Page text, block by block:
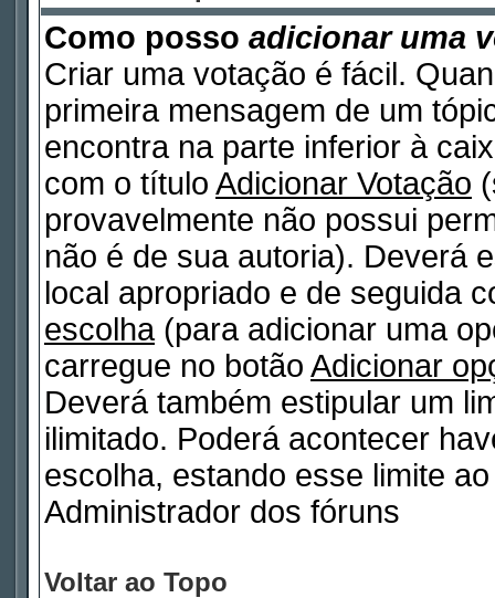
Como posso adicionar uma
Criar uma votação é fácil.
primeira mensagem de um
encontra na parte inferior à
com o título Adicionar Votação
provavelmente não possui
não é de sua autoria). Deverá
local apropriado e de seguida
escolha(para adicionar uma
carregue no botão Adicionar
Deverá também estipular um
ilimitado. Poderá acontecer
escolha, estando esse limite
Administrador dos fóruns
Voltar ao Topo